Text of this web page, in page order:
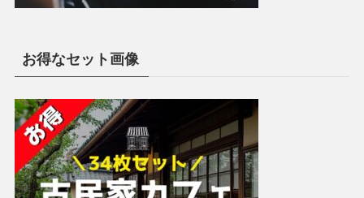
お得なセット画像